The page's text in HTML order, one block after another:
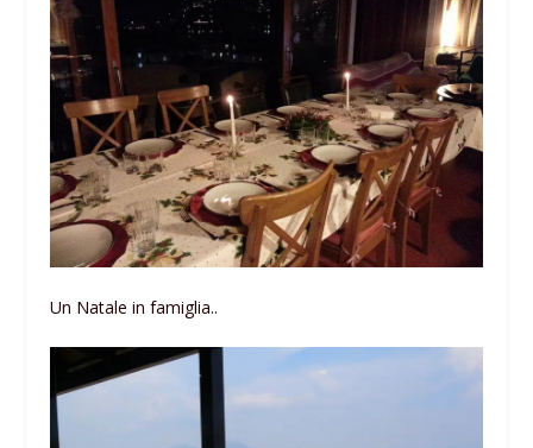
Un Natale in famiglia..